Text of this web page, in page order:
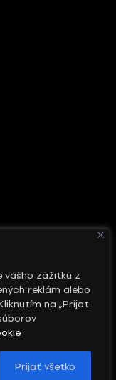
vášho zážitku z
reklám alebo
na „Prijať
Prijať všetko
Všetky